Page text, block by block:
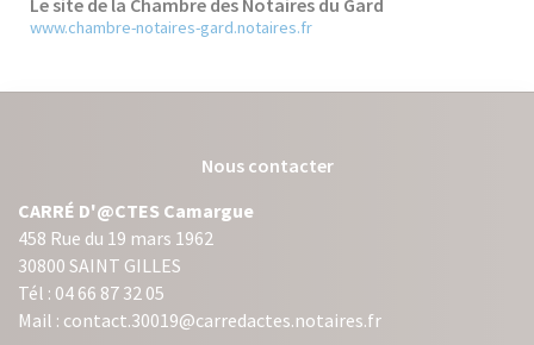
www.chambre-notaires-gard.notaires.fr
Nous contacter
CARRÉ D'@CTES Camargue
458 Rue du 19 mars 1962
30800 SAINT GILLES
Tél : 04 66 87 32 05
Mail : contact.30019@carredactes.notaires.fr